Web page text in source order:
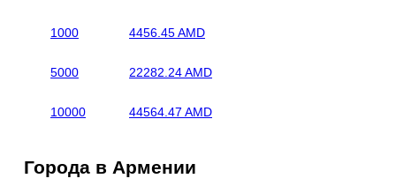
1000 4456.45 AMD
5000 22282.24 AMD
10000 44564.47 AMD
Города в Армении